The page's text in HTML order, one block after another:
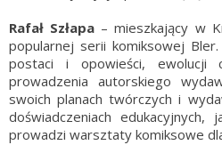
Rafał Szłapa – mieszkający w
popularnej serii komiksowej
postaci i opowieści, ewolucji
prowadzenia autorskiego
swoich planach twórczych i
doświadczeniach
prowadzi warsztaty komiksowe